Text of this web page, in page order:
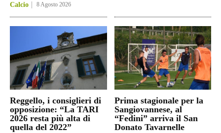
Calcio 8 Agosto 2026
Reggello, i consiglieri di
opposizione: “La TARI
2026 resta più alta di
quella del 2022”
Prima stagionale per la
Sangiovannese, al
“Fedini” arriva il San
Donato Tavarnelle